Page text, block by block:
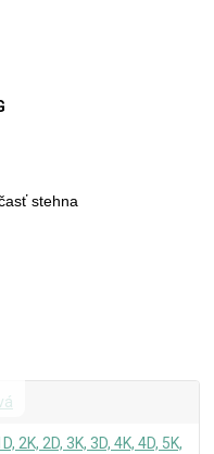
stehna
2K, 2D, 3K, 3D, 4K, 4D, 5K,